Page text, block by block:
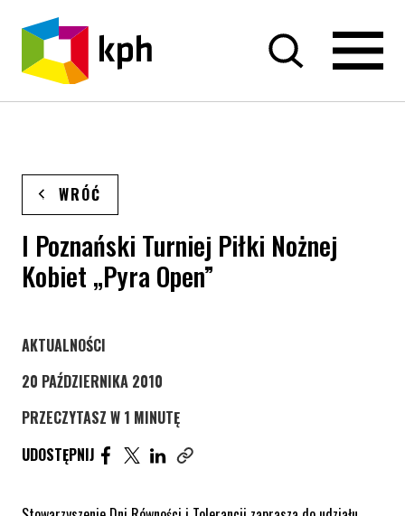
PRZEJDŹ DO TREŚCI
WRÓĆ
I Poznański Turniej Piłki Nożnej
Kobiet „Pyra Open”
STRONA KATEGORII WPISÓW
AKTUALNOŚCI
20 PAŹDZIERNIKA 2010
PRZECZYTASZ W 1 MINUTĘ
UDOSTĘPNIJ
UDOSTĘPNIJ ARTYKUŁ NA FACEBOOK. STRONA
UDOSTĘPNIJ ARTYKUŁ NA TWITTER.
UDOSTĘPNIJ ARTYKUŁ NA LINKEDIN.